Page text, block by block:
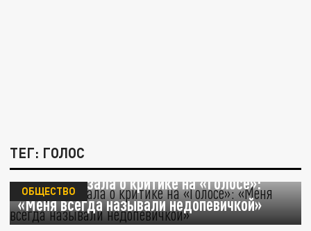
ТЕГ: ГОЛОС
Asti рассказала о критике на «Голосе»:
«Меня всегда называли недопевичкой»
ОБЩЕСТВО